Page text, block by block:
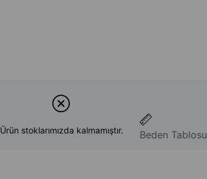
Beden Tablosu
Ürün stoklarımızda kalmamıştır.